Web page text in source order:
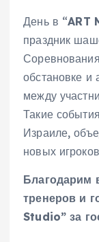
День в “ART
праздник
обстановке и
между
Такие
Израиле,
новых
Благодарим
тренеров и
Studio” за